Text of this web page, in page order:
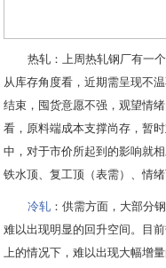
热轧：上周热轧钢厂有一
从库存角度看，近期需呈现不
结束，囤货意愿不强，观望情
看，原料端成本支撑尚存，暂
中，对于市价所起到的影响就
铁水顶、复工顶（表需）、情
冷轧：供需方面，大部分
难以出现明显的回升空间。目
上的情况下，难以出现大幅增